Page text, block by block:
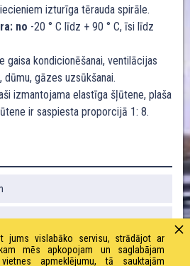
izturīga tērauda spirāle.
no -20 ° C līdz + 90 ° C, īsi līdz
gaisa kondicionēšanai, ventilācijas
gāzes uzsūkšanai.
izmantojama elastīga šļūtene, plaša
ir saspiesta proporcijā 1: 8.
jums vislabāko servisu, strādājot ar
mēs apkopojam un saglabājam
apmeklējumu, tā sauktajām